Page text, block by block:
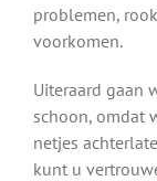
problemen,
voorkomen.
Uiteraard gaan
schoon, omdat
netjes
kunt u